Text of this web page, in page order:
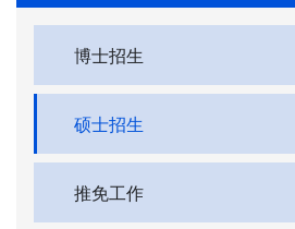
博士招生
硕士招生
推免工作